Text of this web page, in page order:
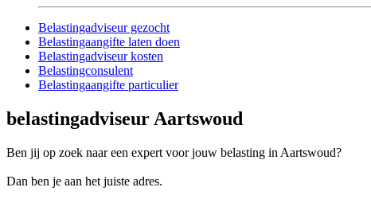
Belastingadviseur gezocht
Belastingaangifte laten doen
Belastingadviseur kosten
Belastingconsulent
Belastingaangifte particulier
belastingadviseur Aartswoud
Ben jij op zoek naar een expert voor jouw belasting in Aartswoud?
Dan ben je aan het juiste adres.